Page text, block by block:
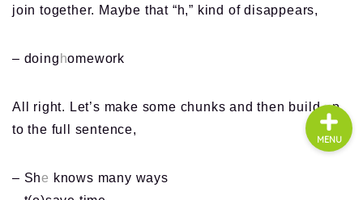
join together. Maybe that “h,” kind of disappears,
– doing homework
All right. Let’s make some chunks and then build up
to the full sentence,
– She knows many ways
MENU